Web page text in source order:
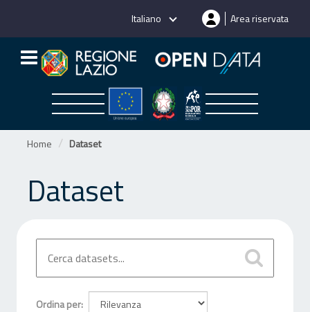
Italiano Area riservata
Home Dataset
Dataset
Ordina per